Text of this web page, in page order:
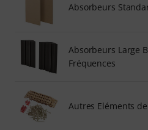
Absorbeurs
Absorbeurs Large
Fréquences
Autres Eléments